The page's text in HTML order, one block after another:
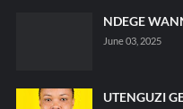
NDEGE
June 03, 2025
UTENGUZI